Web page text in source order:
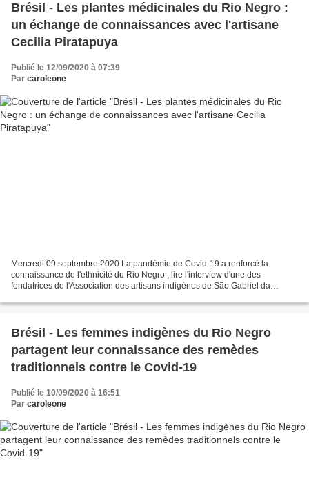
Brésil - Les plantes médicinales du Rio Negro :
un échange de connaissances avec l'artisane
Cecilia Piratapuya
Publié le 12/09/2020 à 07:39
Par caroleone
Mercredi 09 septembre 2020 La pandémie de Covid-19 a renforcé la
connaissance de l'ethnicité du Rio Negro ; lire l'interview d'une des
fondatrices de l'Association des artisans indigènes de São Gabriel da
Brésil - Les femmes indigènes du Rio Negro
partagent leur connaissance des remèdes
traditionnels contre le Covid-19
Publié le 10/09/2020 à 16:51
Par caroleone